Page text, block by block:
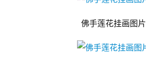
佛手莲花挂画图片